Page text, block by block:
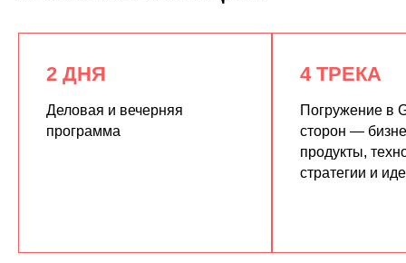
2 ДНЯ
Деловая и вечерняя
программа
4 ТРЕКА
Погружение в
сторон —
продукты,
стратегии и